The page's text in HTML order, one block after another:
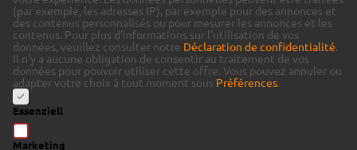
(par exemple, les adresses IP), par exemple pour des annonces et
des contenus personnalisés ou pour mesurer les annonces et les
contenus. Pour plus d'informations sur l'utilisation de vos
données, veuillez consulter notre Déclaration de confidentialité.
Il n'y a aucune obligation de consentir au traitement de vos
données pour pouvoir utiliser cette offre. Vous pouvez annuler ou
adapter votre choix à tout moment sous Préférences.
Essenziell
Marketing